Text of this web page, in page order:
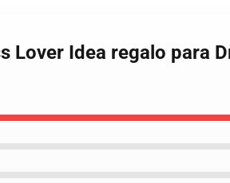
Lover Idea regalo para